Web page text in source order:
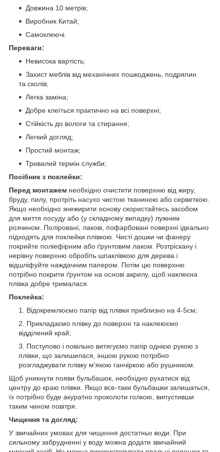
Довжина 10 метрів;
Виробник Китай;
Самоклеючі.
Переваги:
Невисока вартість;
Захист меблів від механічних пошкоджень, подряпин
та сколів;
Легка заміна;
Добре клеїться практично на всі поверхні;
Стійкість до вологи та стирання;
Легкий догляд;
Простий монтаж;
Тривалий термін служби;
Посібник з поклейки:
Перед монтажем необхідно очистити поверхню від жиру,
бруду, пилу, протріть насухо чистою тканиною або серветкою.
Якщо необхідно знежирити основу скористайтесь засобом
для миття посуду або (у складному випадку) лужним
розчином. Поліровані, лакові, пофарбовані поверхні ідеально
підходять для поклейки плівкою. Чисті дошки чи фанеру
покрийте поліефірним або ґрунтовим лаком. Розтріскану і
нерівну поверхню обробіть шпаклівкою для дерева і
відшліфуйте наждачним папером. Потім цю поверхню
потрібно покрити ґрунтом на основі акрилу, щоб наклеєна
плівка добре трималася.
Поклейка:
Відокремлюємо папір від плівки приблизно на 4-5см;
Прикладаємо плівку до поверхні та наклеюємо
відділений край;
Поступово і повільно витягуємо папір однією рукою з
плівки, що залишилася, іншою рукою потрібно
розгладжувати плівку м'якою ганчіркою або рушником.
Щоб уникнути появи бульбашок, необхідно рухатися від
центру до краю плівки. Якщо все-таки бульбашки залишаться,
їх потрібно буде акуратно проколоти голкою, випустивши
таким чином повітря.
Чищення та догляд:
У звичайних умовах для чищення достатньо води. При
сильному забрудненні у воду можна додати звичайний